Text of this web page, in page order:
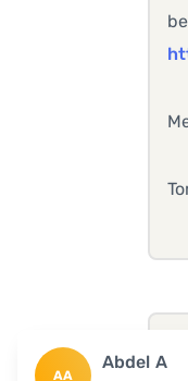
AA
Abdel A